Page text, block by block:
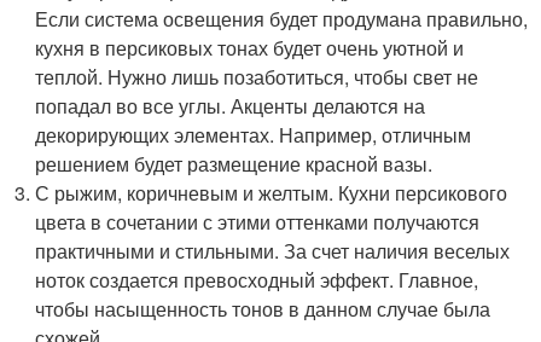
Если система освещения будет продумана правильно,
кухня в персиковых тонах будет очень уютной и
теплой. Нужно лишь позаботиться, чтобы свет не
попадал во все углы. Акценты делаются на
декорирующих элементах. Например, отличным
решением будет размещение красной вазы.
С рыжим, коричневым и желтым. Кухни персикового
цвета в сочетании с этими оттенками получаются
практичными и стильными. За счет наличия веселых
ноток создается превосходный эффект. Главное,
чтобы насыщенность тонов в данном случае была